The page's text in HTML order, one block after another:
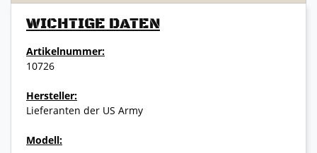
WICHTIGE DATEN
Artikelnummer:
10726
Hersteller:
Lieferanten der US Army
Modell: